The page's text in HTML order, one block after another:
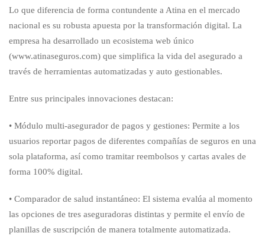
Lo que diferencia de forma contundente a Atina en el mercado
nacional es su robusta apuesta por la transformación digital. La
empresa ha desarrollado un ecosistema web único
(www.atinaseguros.com) que simplifica la vida del asegurado a
través de herramientas automatizadas y auto gestionables.
Entre sus principales innovaciones destacan:
• Módulo multi-asegurador de pagos y gestiones: Permite a los
usuarios reportar pagos de diferentes compañías de seguros en una
sola plataforma, así como tramitar reembolsos y cartas avales de
forma 100% digital.
• Comparador de salud instantáneo: El sistema evalúa al momento
las opciones de tres aseguradoras distintas y permite el envío de
planillas de suscripción de manera totalmente automatizada.